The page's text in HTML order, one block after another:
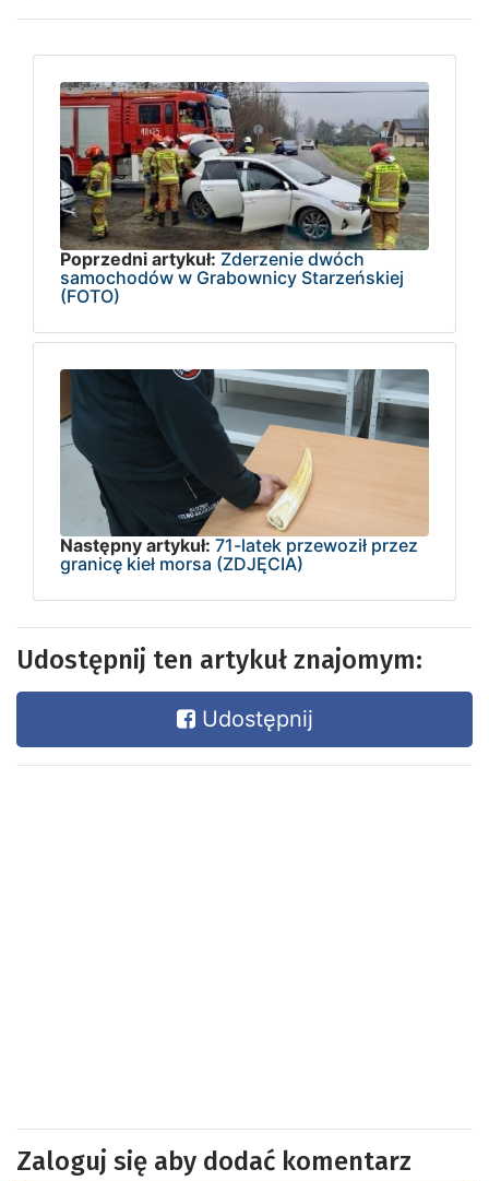
Poprzedni artykuł: Zderzenie dwóch
samochodów w Grabownicy Starzeńskiej
(FOTO)
Następny artykuł: 71-latek przewoził przez
granicę kieł morsa (ZDJĘCIA)
Udostępnij ten artykuł znajomym:
Udostępnij
Zaloguj się aby dodać komentarz